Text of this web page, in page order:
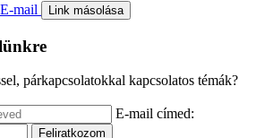
E-mail Link másolása
párkapcsolatokkal kapcsolatos témák?
E-mail címed: